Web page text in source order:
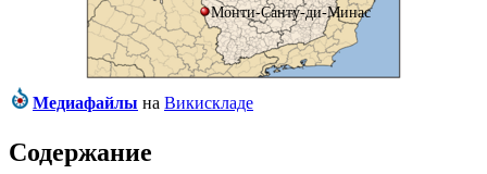
Монти-Санту-ди-Минас
Медиафайлы на Викискладе
Содержание